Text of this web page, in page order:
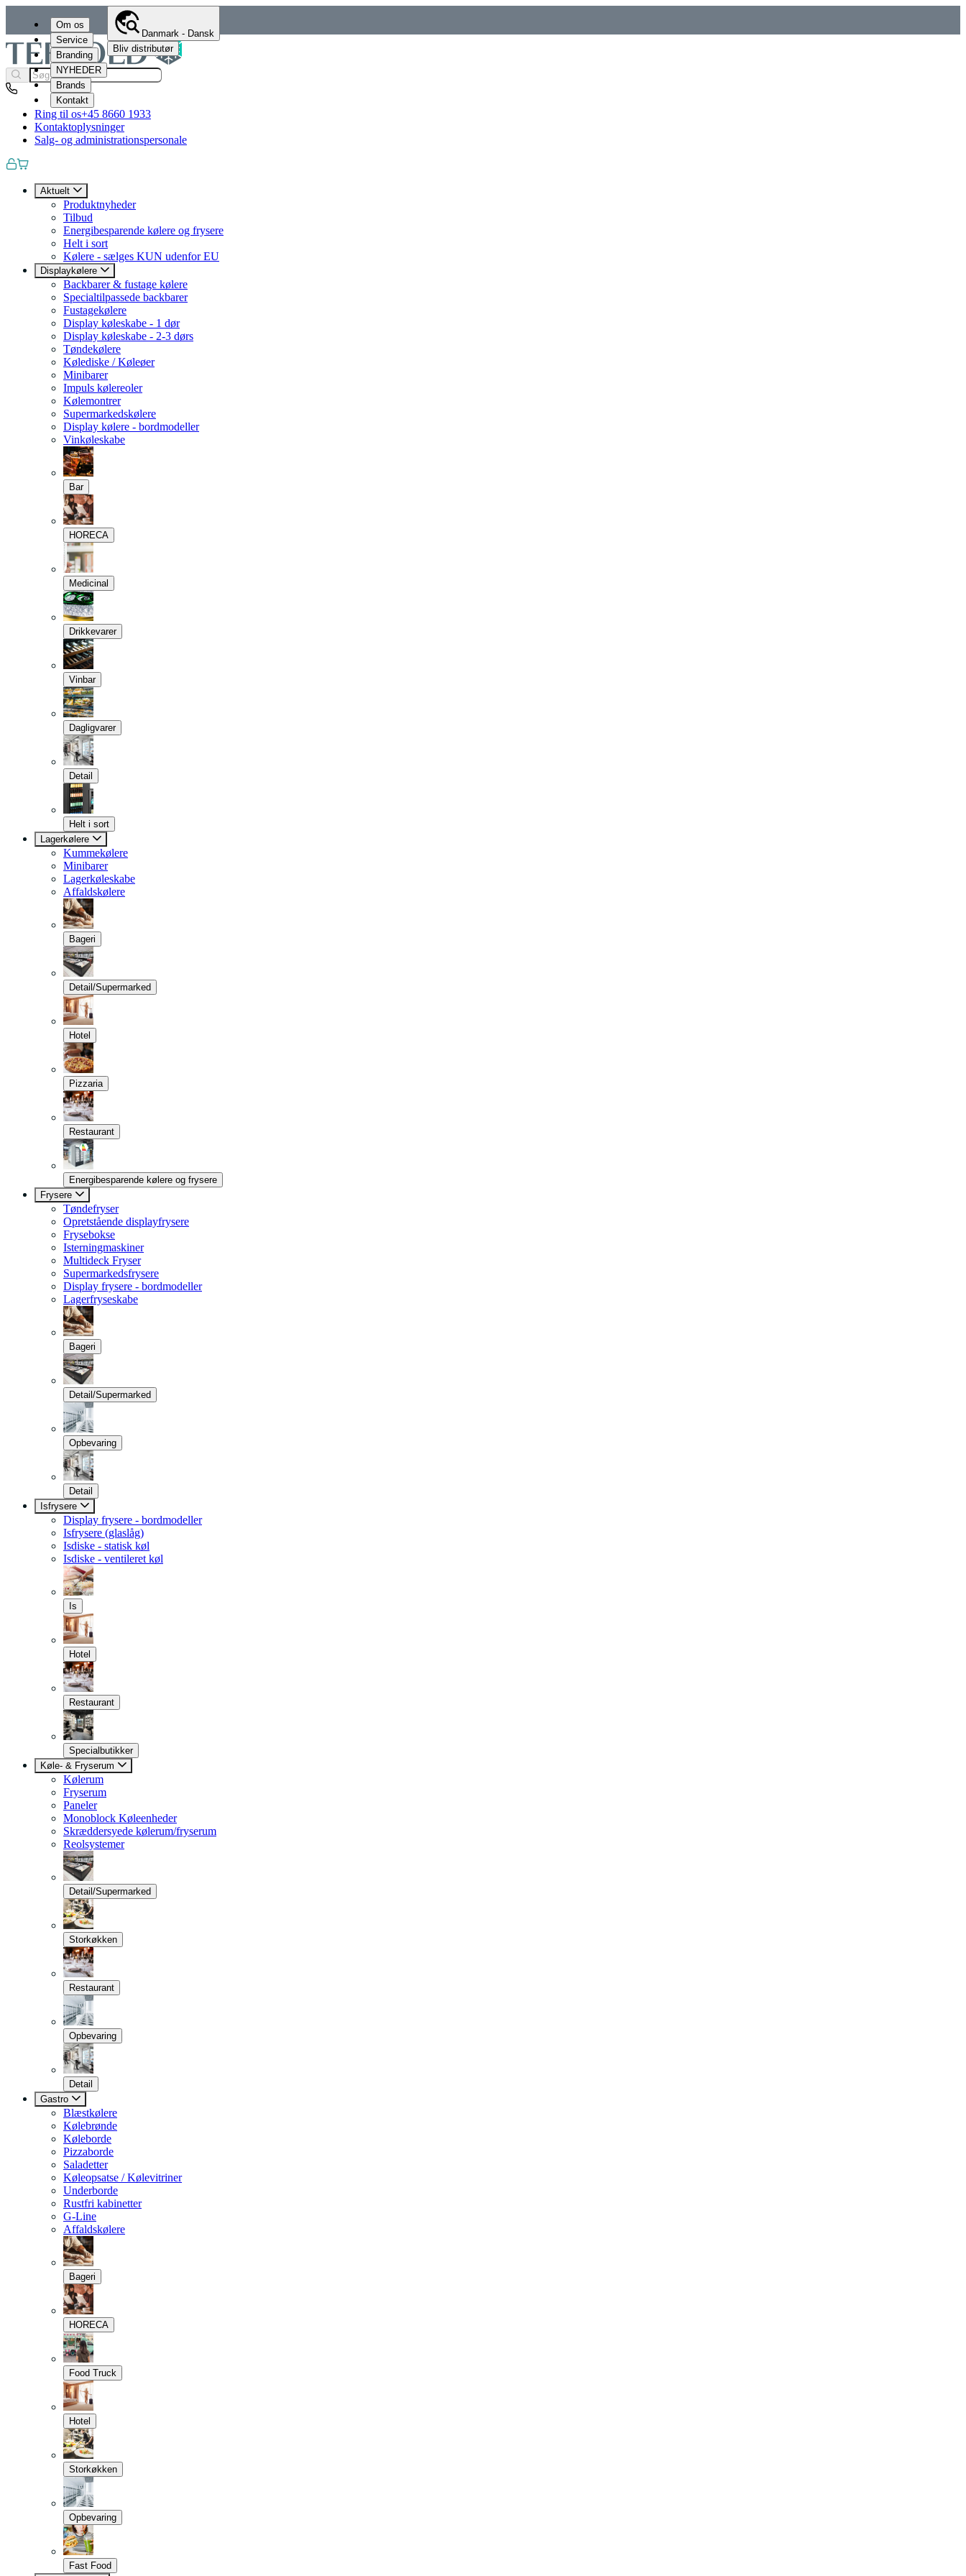
Om os
Service
Branding
NYHEDER
Brands
Kontakt
Danmark - Dansk
Bliv distributør
Ring til os+45 8660 1933
Kontaktoplysninger
Salg- og administrationspersonale
Aktuelt
Produktnyheder
Tilbud
Energibesparende kølere og frysere
Helt i sort
Kølere - sælges KUN udenfor EU
Displaykølere
Backbarer & fustage kølere
Specialtilpassede backbarer
Fustagekølere
Display køleskabe - 1 dør
Display køleskabe - 2-3 dørs
Tøndekølere
Kølediske / Køleøer
Minibarer
Impuls kølereoler
Kølemontrer
Supermarkedskølere
Display kølere - bordmodeller
Vinkøleskabe
Bar
HORECA
Medicinal
Drikkevarer
Vinbar
Dagligvarer
Detail
Helt i sort
Lagerkølere
Kummekølere
Minibarer
Lagerkøleskabe
Affaldskølere
Bageri
Detail/Supermarked
Hotel
Pizzaria
Restaurant
Energibesparende kølere og frysere
Frysere
Tøndefryser
Opretstående displayfrysere
Frysebokse
Isterningmaskiner
Multideck Fryser
Supermarkedsfrysere
Display frysere - bordmodeller
Lagerfryseskabe
Bageri
Detail/Supermarked
Opbevaring
Detail
Isfrysere
Display frysere - bordmodeller
Isfrysere (glaslåg)
Isdiske - statisk køl
Isdiske - ventileret køl
Is
Hotel
Restaurant
Specialbutikker
Køle- & Fryserum
Kølerum
Fryserum
Paneler
Monoblock Køleenheder
Skræddersyede kølerum/fryserum
Reolsystemer
Detail/Supermarked
Storkøkken
Restaurant
Opbevaring
Detail
Gastro
Blæstkølere
Kølebrønde
Køleborde
Pizzaborde
Saladetter
Køleopsatse / Kølevitriner
Underborde
Rustfri kabinetter
G-Line
Affaldskølere
Bageri
HORECA
Food Truck
Hotel
Storkøkken
Opbevaring
Fast Food